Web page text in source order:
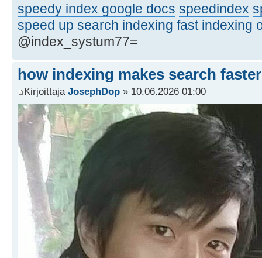
speedy index google docs speedindex
speed up search indexing fast indexing
@index_systum77=
how indexing makes search faster
Kirjoittaja JosephDop » 10.06.2026 01:00